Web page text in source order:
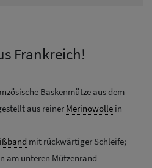
Frankreich!
Baskenmütze aus dem
aus reiner Merinowolle in
mit rückwärtiger Schleife;
am unteren Mützenrand